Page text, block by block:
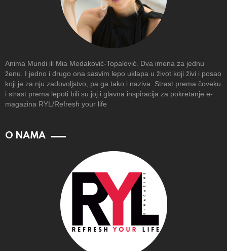
Anima Mundi ili Mia Medaković-Topalović. Dva imena za jednu
ženu. I jedno i drugo ona sasvim lepo uklapa u život koji živi i posao
koji je za nju zadovoljstvo, pa ga tako i naziva. Strast prema čoveku
i strast prema lepoti bili su joj i glavna inspiracija za pokretanje e-
magazina RYL/Refresh your life
O NAMA